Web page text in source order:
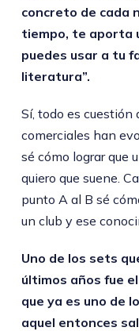
concreto de cada
tiempo, te aporta
puedes usar a tu
literatura”.
Sí, todo es cuestión
comerciales han
sé cómo lograr que
quiero que suene.
punto A al B sé
un club y ese
Uno de los sets
últimos años fue
que ya es uno de
aquel entonces